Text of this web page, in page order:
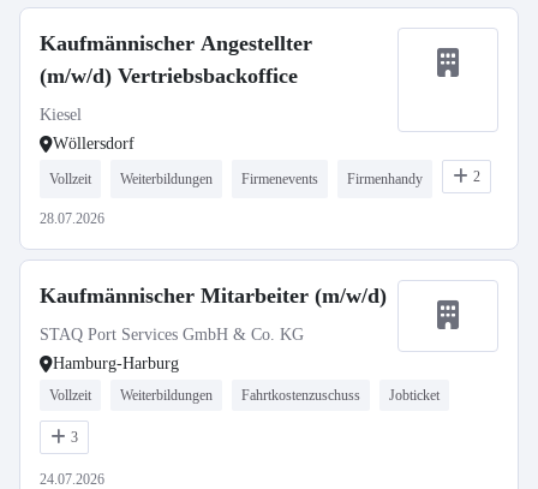
Kaufmännischer Angestellter
(m/w/d) Vertriebsbackoffice
Kiesel
Wöllersdorf
Vollzeit Weiterbildungen Firmenevents Firmenhandy 2
28.07.2026
Kaufmännischer Mitarbeiter (m/w/d)
STAQ Port Services GmbH & Co. KG
Hamburg-Harburg
Vollzeit Weiterbildungen Fahrtkostenzuschuss Jobticket
3
24.07.2026